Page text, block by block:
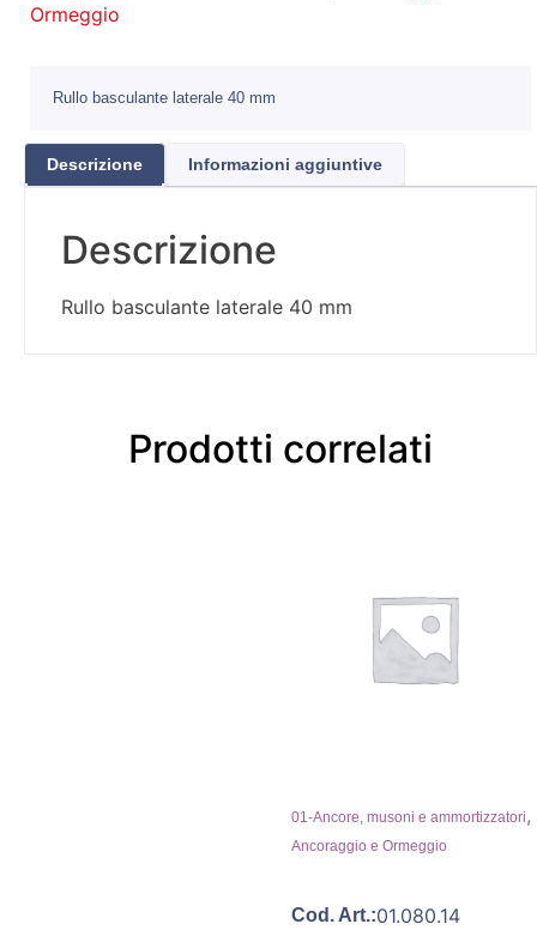
Ormeggio
Rullo basculante laterale 40 mm
Descrizione Informazioni aggiuntive
Descrizione
Rullo basculante laterale 40 mm
Prodotti correlati
01-Ancore, musoni e ammortizzatori,
Ancoraggio e Ormeggio
Cod. Art.:01.080.14